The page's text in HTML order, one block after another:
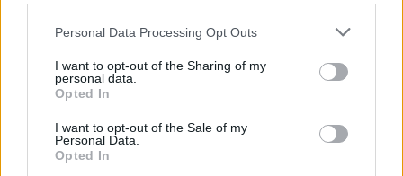
Please note that this website/app uses one or more Google
not limited to your visit or usage behaviour. You may click to
grant or deny consent to Google and its third-party tags to
use your data for below specified purposes in below Google
consent section.
Personal Data Processing Opt Outs
I want to opt-out of the Sharing of my
personal data.
Opted In
I want to opt-out of the Sale of my
Personal Data.
Opted In
Amire többmillióan vártunk: szombattól másodfokúra